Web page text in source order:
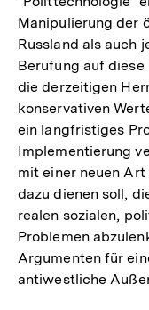
Manipulierung der
Russland als auch
Berufung auf
die derzeitigen
konservativen
ein langfristiges
Implementierung
mit einer neuen
dazu dienen soll,
realen sozialen,
Problemen
Argumenten für
antiwestliche